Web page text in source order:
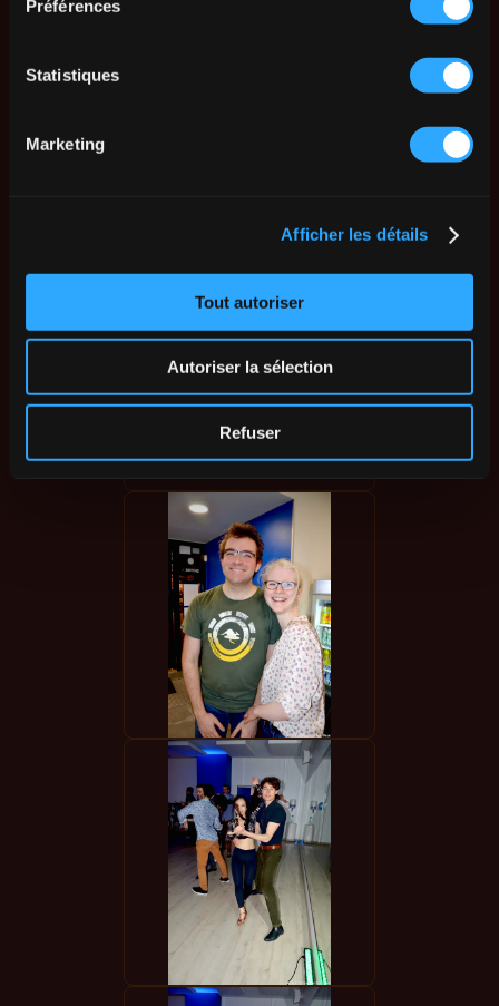
Préférences
Statistiques
Marketing
Afficher les détails
Tout autoriser
Autoriser la sélection
Refuser